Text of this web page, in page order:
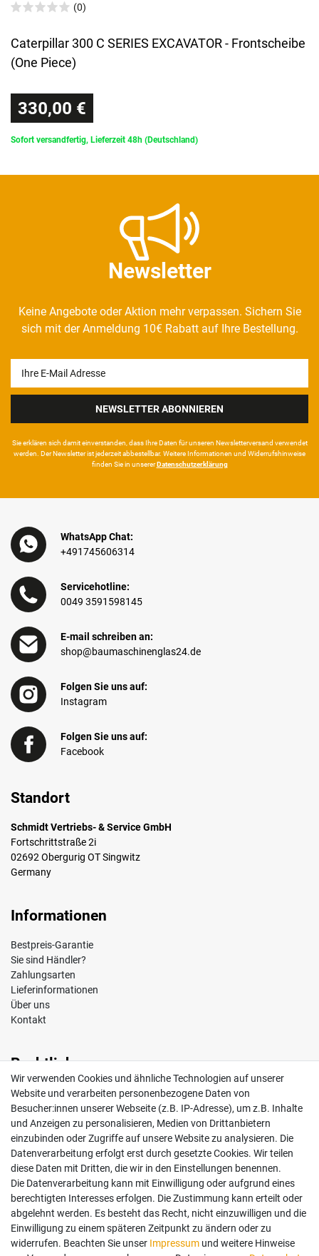
(0)
Caterpillar 300 C SERIES EXCAVATOR - Frontscheibe
(One Piece)
330,00 €
Sofort versandfertig, Lieferzeit 48h (Deutschland)
Newsletter
Keine Angebote oder Aktion mehr verpassen. Sichern Sie
sich mit der Anmeldung 10€ Rabatt auf Ihre Bestellung.
Honig
NEWSLETTER ABONNIEREN
Sie erklären sich damit ein­ver­standen, dass Ihre Da­ten für unseren News­letter­versand ver­wen­det
werden. Der News­letter ist jeder­zeit ab­bestel­lbar. Weitere Infor­mationen und Wider­rufshin­weise
finden Sie in unsererDaten­schutz­erklärung
WhatsApp Chat:
+491745606314
Servicehotline:
0049 3591598145
E-mail schreiben an:
shop@baumaschinenglas24.de
Folgen Sie uns auf:
Instagram
Folgen Sie uns auf:
Facebook
Standort
Schmidt Vertriebs- & Service GmbH
Fortschrittstraße 2i
02692 Obergurig OT Singwitz
Germany
Informationen
Bestpreis-Garantie
Sie sind Händler?
Zahlungsarten
Lieferinformationen
Über uns
Kontakt
Rechtliches
Impressum
AGB
Widerrufsrecht
Datenschutz
Vertrag widerrufen
Mein Konto
Anmelden
Registrieren
Wir verwenden Cookies und ähnliche Technologien auf unserer
Website und verarbeiten personenbezogene Daten von
Besucher:innen unserer Webseite (z.B. IP-Adresse), um z.B. Inhalte
und Anzeigen zu personalisieren, Medien von Drittanbietern
einzubinden oder Zugriffe auf unsere Website zu analysieren. Die
Datenverarbeitung erfolgt erst durch gesetzte Cookies. Wir teilen
diese Daten mit Dritten, die wir in den Einstellungen benennen.
Die Datenverarbeitung kann mit Einwilligung oder aufgrund eines
berechtigten Interesses erfolgen. Die Zustimmung kann erteilt oder
abgelehnt werden. Es besteht das Recht, nicht einzuwilligen und die
Einwilligung zu einem späteren Zeitpunkt zu ändern oder zu
widerrufen. Beachten Sie unser Impressum und weitere Hinweise